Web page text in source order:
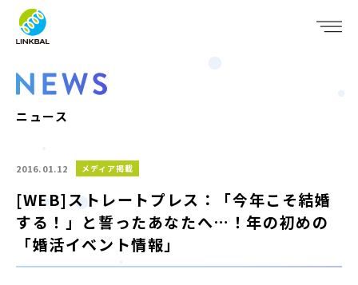
WHO WE ARE
SERVICE
IR
RECRUIT
NEWS
JP
ニュース
2016.01.12 メディア掲載
[WEB]ストレートプレス：「今年こそ結婚
する！」と誓ったあなたへ…！年の初めの
「婚活イベント情報」